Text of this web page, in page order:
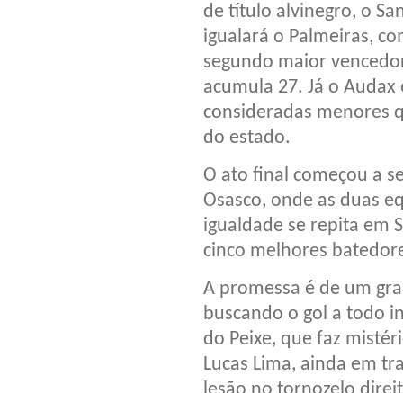
de título alvinegro, o
igualará o Palmeiras,
segundo maior
acumula 27. Já o
consideradas menores
do estado.
O ato final começou a
Osasco, onde as duas
igualdade se repita em
cinco melhores
A promessa é de um
buscando o gol a todo
do Peixe, que faz
Lucas Lima, ainda em